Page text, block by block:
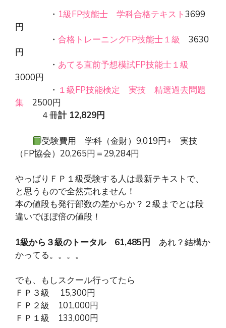
・ 1級FP技能士 学科合格テキスト3699
円
・ 合格トレーニングFP技能士１級 3630
円
・ あてる直前予想模試FP技能士１級
3000円
・ １級FP技能検定 実技 精選過去問題
集 2500円
４冊計 12,829円
受験費用 学科（金財）9,019円+ 実技
（FP協会）20,265円＝29,284円
やっぱりＦＰ１級受験する人は最新テキストで、
と思うもので全然売れません！
本の値段も発行部数の差からか？２級までとは段
違いでほぼ倍の値段！
1級から３級のトータル 61,485円 あれ？結構か
かってる。。。。
でも、もしスクール行ってたら
ＦＰ３級 15,300円
ＦＰ２級 101,000円
ＦＰ１級 133,000円